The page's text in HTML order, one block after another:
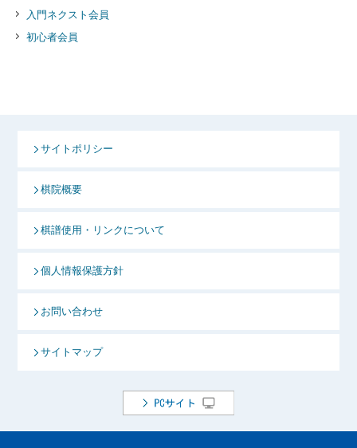
入門ネクスト会員
初心者会員
サイトポリシー
棋院概要
棋譜使用・リンクについて
個人情報保護方針
お問い合わせ
サイトマップ